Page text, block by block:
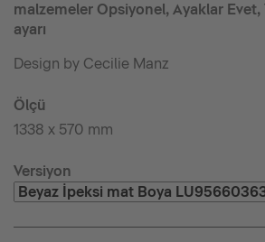
malzemeler Opsiyonel, Ayaklar
ayarı
Design by Cecilie Manz
Ölçü
1338 x 570 mm
Versiyon